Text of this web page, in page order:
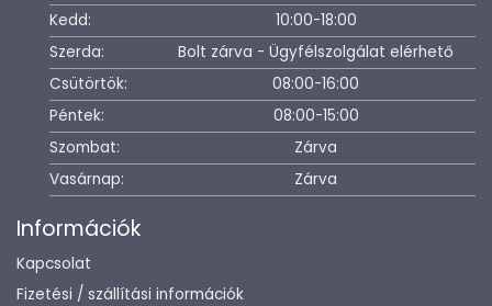
Kedd:
10:00-18:00
Szerda:
Bolt zárva - Ügyfélszolgálat elérhető
Csütörtök:
08:00-16:00
Péntek:
08:00-15:00
Szombat:
Zárva
Vasárnap:
Zárva
Információk
Kapcsolat
Fizetési / szállítási információk